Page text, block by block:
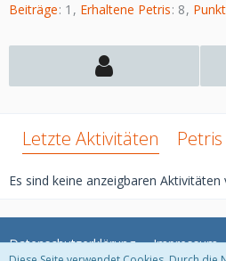
Beiträge 1 Erhaltene Petris 8
Letzte Aktivitäten Petris
Es sind keine anzeigbaren Aktivitäten
Datenschutzerklärung Impressum